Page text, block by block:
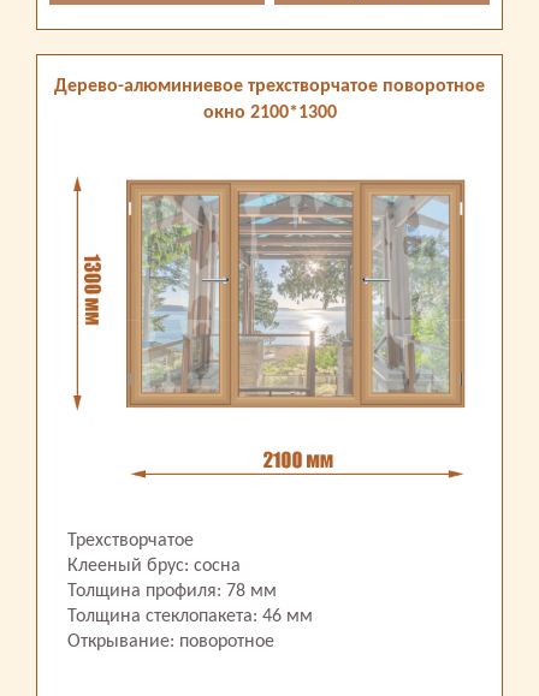
Дерево-алюминиевое трехстворчатое поворотное
окно 2100*1300
Трехстворчатое
Клееный брус: сосна
Толщина профиля: 78 мм
Толщина стеклопакета: 46 мм
Открывание: поворотное